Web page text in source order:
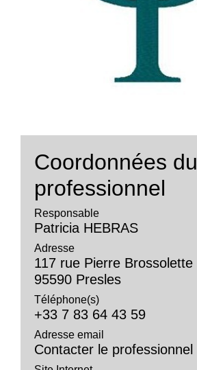
Coordonnées du
professionnel
Responsable
Patricia HEBRAS
Adresse
117 rue Pierre Brossolette
95590 Presles
Téléphone(s)
+33 7 83 64 43 59
Adresse email
Contacter le professionnel